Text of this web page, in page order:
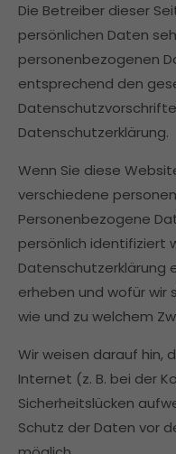
Die Betreiber dieser
persönlichen Daten
personenbezogenen
entsprechend den
Datenschutzerklärung.
Wenn Sie diese
verschiedene
Personenbezogene
persönlich identifiziert
Datenschutzerklärung
erheben und wofür wir
wie und zu welchem
Wir weisen darauf hin,
Internet (z. B. bei der
Sicherheitslücken
Schutz der Daten vor